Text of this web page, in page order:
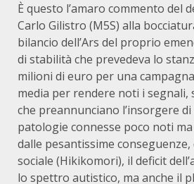
È questo l’amaro commento del
Carlo Gilistro (M5S) alla
bilancio dell’Ars del proprio
di stabilità che prevedeva lo
milioni di euro per una
media per rendere noti i segnali,
che preannunciano l’insorgere
patologie connesse poco noti
dalle pesantissime
sociale (Hikikomori), il deficit
lo spettro autistico, ma anche il